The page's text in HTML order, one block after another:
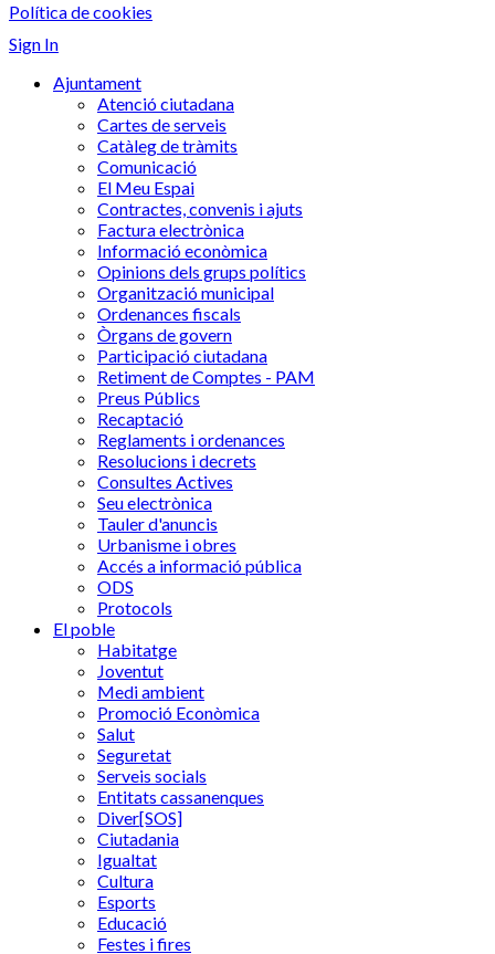
Política de cookies
Sign In
Ajuntament
Atenció ciutadana
Cartes de serveis
Catàleg de tràmits
Comunicació
El Meu Espai
Contractes, convenis i ajuts
Factura electrònica
Informació econòmica
Opinions dels grups polítics
Organització municipal
Ordenances fiscals
Òrgans de govern
Participació ciutadana
Retiment de Comptes - PAM
Preus Públics
Recaptació
Reglaments i ordenances
Resolucions i decrets
Consultes Actives
Seu electrònica
Tauler d'anuncis
Urbanisme i obres
Accés a informació pública
ODS
Protocols
El poble
Habitatge
Joventut
Medi ambient
Promoció Econòmica
Salut
Seguretat
Serveis socials
Entitats cassanenques
Diver[SOS]
Ciutadania
Igualtat
Cultura
Esports
Educació
Festes i fires